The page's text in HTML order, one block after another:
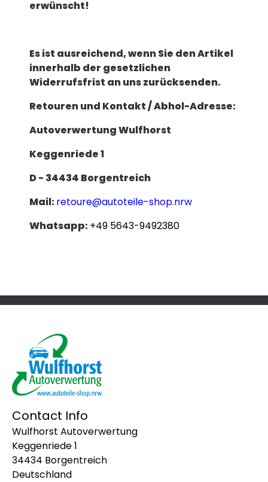
erwünscht!
Es ist ausreichend, wenn Sie den Artikel
innerhalb der gesetzlichen
Widerrufsfrist an uns zurücksenden.
Retouren und Kontakt / Abhol-Adresse:
Autoverwertung Wulfhorst
Keggenriede 1
D - 34434 Borgentreich
Mail:retoure@autoteile-shop.nrw
Whatsapp:+49 5643-9492380
Contact Info
Wulfhorst Autoverwertung
Keggenriede 1
34434 Borgentreich
Deutschland